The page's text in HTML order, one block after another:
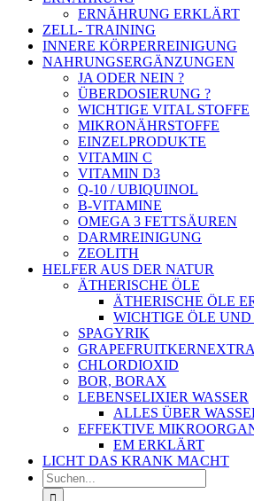
ERNÄHRUNG ERKLÄRT
ZELL- TRAINING
INNERE KÖRPERREINIGUNG
NAHRUNGSERGÄNZUNGEN
JA ODER NEIN ?
ÜBERDOSIERUNG ?
WICHTIGE VITAL STOFFE
MIKRONÄHRSTOFFE
EINZELPRODUKTE
VITAMIN C
VITAMIN D3
Q-10 / UBIQUINOL
B-VITAMINE
OMEGA 3 FETTSÄUREN
DARMREINIGUNG
ZEOLITH
HELFER AUS DER NATUR
ÄTHERISCHE ÖLE
ÄTHERISCHE ÖLE
WICHTIGE ÖLE
SPAGYRIK
CHLORDIOXID
BOR, BORAX
LEBENSELIXIER WASSER
ALLES ÜBER
EFFEKTIVE
EM ERKLÄRT
LICHT DAS KRANK MACHT
Suche
nach: